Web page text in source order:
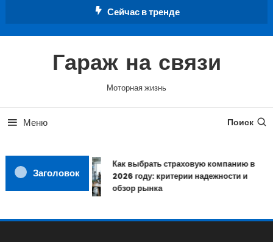
Сейчас в тренде
Гараж на связи
Моторная жизнь
Меню Поиск
Заголовок
Как выбрать страховую компанию в
2026 году: критерии надежности и
обзор рынка